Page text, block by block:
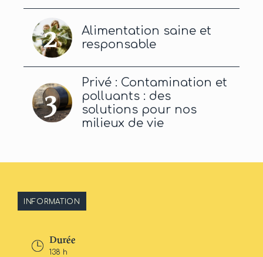
INFORMATION
Durée
138 h
Alimentation saine et
responsable
Privé : Contamination et
polluants : des
solutions pour nos
milieux de vie